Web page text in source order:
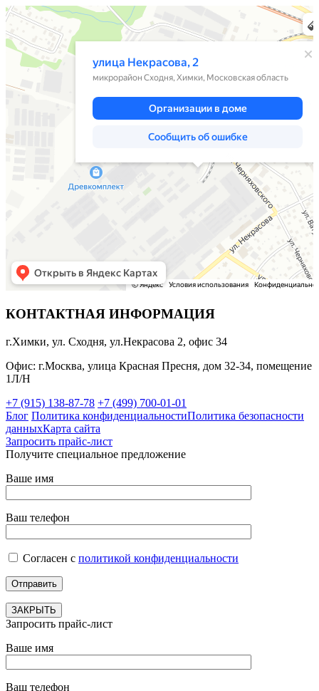
Химки
Яндекс Карты — транспорт, навигация, поиск мест
КОНТАКТНАЯ ИНФОРМАЦИЯ
г.Химки, ул. Сходня, ул.Некрасова 2, офис 34
Офис: г.Москва, улица Красная Пресня, дом 32-34, помещение
1Л/Н
+7 (915) 138-87-78 +7 (499) 700-01-01
Блог Политика конфиденциальностиПолитика безопасности
данныхКарта сайта
Запросить прайс-лист
Получите специальное предложение
Ваше имя
Ваш телефон
Согласен с политикой конфиденциальности
ЗАКРЫТЬ
Запросить прайс-лист
Ваше имя
Ваш телефон